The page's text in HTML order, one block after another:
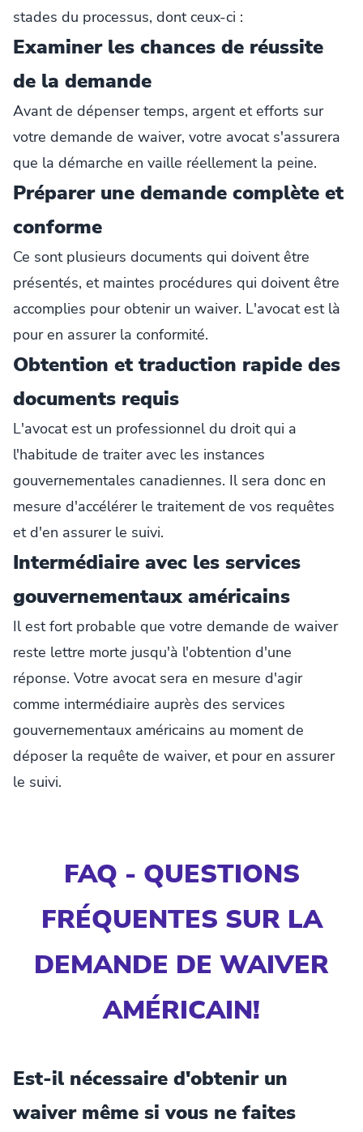
stades du processus, dont ceux-ci :
Examiner les chances de réussite
de la demande
Avant de dépenser temps, argent et efforts sur
votre demande de waiver, votre avocat s'assurera
que la démarche en vaille réellement la peine.
Préparer une demande complète et
conforme
Ce sont plusieurs documents qui doivent être
présentés, et maintes procédures qui doivent être
accomplies pour obtenir un waiver. L'avocat est là
pour en assurer la conformité.
Obtention et traduction rapide des
documents requis
L'avocat est un professionnel du droit qui a
l'habitude de traiter avec les instances
gouvernementales canadiennes. Il sera donc en
mesure d'accélérer le traitement de vos requêtes
et d'en assurer le suivi.
Intermédiaire avec les services
gouvernementaux américains
Il est fort probable que votre demande de waiver
reste lettre morte jusqu'à l'obtention d'une
réponse. Votre avocat sera en mesure d'agir
comme intermédiaire auprès des services
gouvernementaux américains au moment de
déposer la requête de waiver, et pour en assurer
le suivi.
FAQ - QUESTIONS
FRÉQUENTES SUR LA
DEMANDE DE WAIVER
AMÉRICAIN!
Est-il nécessaire d'obtenir un
waiver même si vous ne faites